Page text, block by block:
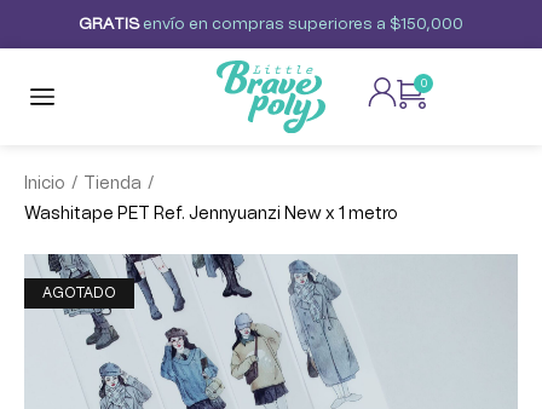
GRAT S envío en compras superiores a $150,000
0
Inicio / Tienda /
Washitape PET Ref. Jennyuanzi New x 1 metro
AGOTADO